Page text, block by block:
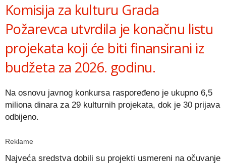
Komisija za kulturu Grada
Požarevca utvrdila je konačnu listu
projekata koji će biti finansirani iz
budžeta za 2026. godinu.
Na osnovu javnog konkursa raspoređeno je ukupno 6,5
miliona dinara za 29 kulturnih projekata, dok je 30 prijava
odbijeno.
Reklame
Najveća sredstva dobili su projekti usmereni na očuvanje